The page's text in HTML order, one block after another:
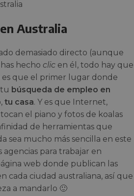
Australia
demasiado directo (aunque
hecho clic en él, todo hay que
que el primer lugar donde
búsqueda de empleo en
tu casa. Y es que Internet,
el piano y fotos de koalas
de herramientas que
sea mucho más sencilla en este
agencias para trabajar en
web donde publican las
cada ciudad australiana, así que
a mandarlo 🙂